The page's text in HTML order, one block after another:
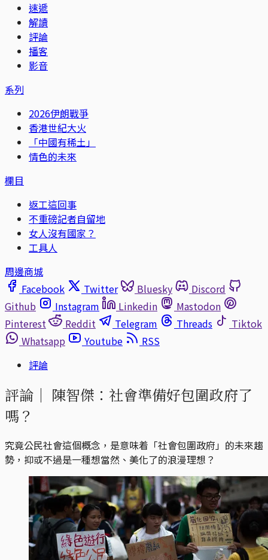
速遞
解讀
評論
播客
影音
系列
2026伊朗戰爭
香港世紀大火
「中國有稀土」
情色的未來
欄目
返工這回事
不重磅記者自留地
女人沒有國家？
工具人
周邊商城
Facebook
Twitter Bluesky
Discord
Github
Instagram Linkedin
Mastodon
Pinterest
Reddit Telegram Threads
Tiktok
Whatsapp
Youtube
RSS
評論
評論｜ 陳智傑：社會準備好包圍政府了
嗎？
究竟公民社會這個概念，是意味着「社會包圍政府」的未來趨
勢，抑或不過是一種想當然、美化了的浪漫理想？